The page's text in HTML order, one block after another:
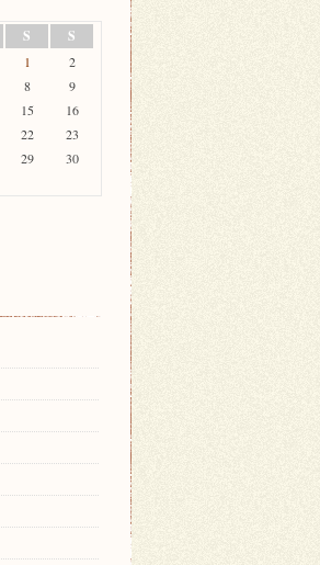
S S
1
2
8
9
15
16
22
23
29
30